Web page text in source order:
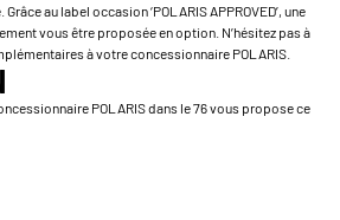
au label occasion ‘POLARIS APPROVED’, une
vous être proposée en option. N’hésitez pas à
à votre concessionnaire POLARIS.
POLARIS dans le 76 vous propose ce